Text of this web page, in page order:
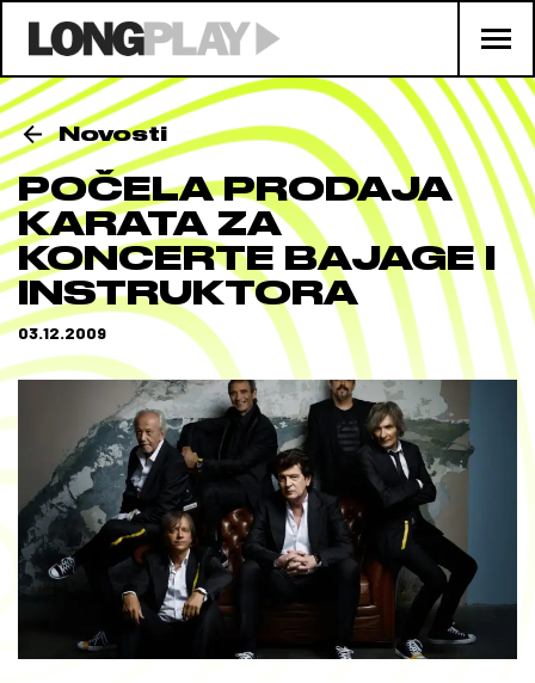
Novosti
POČELA PRODAJA
KARATA ZA
KONCERTE BAJAGE I
INSTRUKTORA
03.12.2009